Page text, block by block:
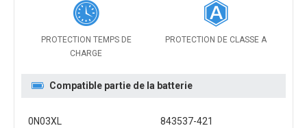
PROTECTION TEMPS DE
CHARGE
PROTECTION DE CLASSE A
Compatible partie de la batterie
0N03XL 843537-421